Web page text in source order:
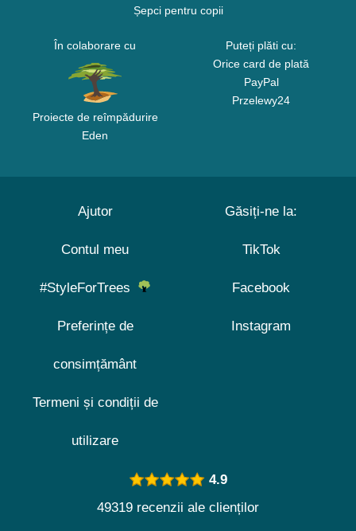
Șepci pentru copii
În colaborare cu
Proiecte de reîmpădurire
Eden
Puteți plăti cu:
Orice card de plată
PayPal
Przelewy24
Ajutor
Contul meu
#StyleForTrees
Preferințe de
consimțământ
Termeni și condiții de
utilizare
Găsiți-ne la:
TikTok
Facebook
Instagram
4.9
49319 recenzii ale clienților